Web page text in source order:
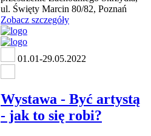
ul. Święty Marcin 80/82, Poznań
Zobacz szczegóły
01.01-29.05.2022
Wystawa - Być artystą
- jak to się robi?